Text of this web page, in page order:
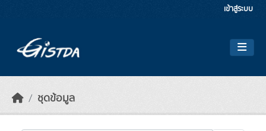
เข้าสู่ระบบ
ชุดข้อมูล